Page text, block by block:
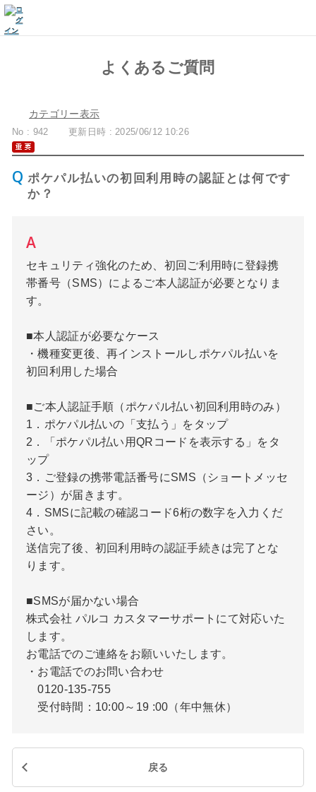
よくあるご質問
カテゴリー表示
No : 942 更新日時 : 2025/06/12 10:26
ポケパル払いの初回利用時の認証とは何です
か？
セキュリティ強化のため、初回ご利用時に登録携
帯番号（SMS）によるご本人認証が必要となりま
す。
■本人認証が必要なケース
・機種変更後、再インストールしポケパル払いを
初回利用した場合
■ご本人認証手順（ポケパル払い初回利用時のみ）
1．ポケパル払いの「支払う」をタップ
2．「ポケパル払い用QRコードを表示する」をタ
ップ
3．ご登録の携帯電話番号にSMS（ショートメッセ
ージ）が届きます。
4．SMSに記載の確認コード6桁の数字を入力くだ
さい。
送信完了後、初回利用時の認証手続きは完了とな
ります。
■SMSが届かない場合
株式会社 パルコ カスタマーサポートにて対応いた
します。
お電話でのご連絡をお願いいたします。
・お電話でのお問い合わせ
0120-135-755
受付時間：10:00～19 :00（年中無休）
戻る